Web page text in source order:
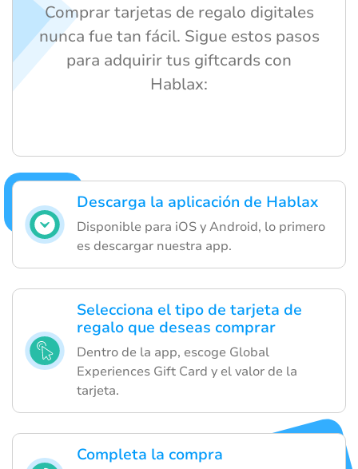
Descarga la aplicación de Hablax
Disponible para iOS y Android, lo primero
es descargar nuestra app.
Selecciona el tipo de tarjeta de
regalo que deseas comprar
Dentro de la app, escoge Global
Experiences Gift Card y el valor de la
tarjeta.
Completa la compra
Comprar tarjetas de regalo digitales
nunca fue tan fácil. Sigue estos pasos
para adquirir tus giftcards con
Hablax: